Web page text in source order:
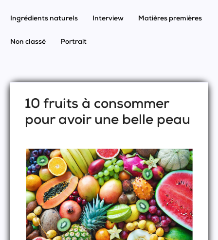
Ingrédients naturels Interview Matières premières
Non classé Portrait
10 fruits à consommer
pour avoir une belle peau